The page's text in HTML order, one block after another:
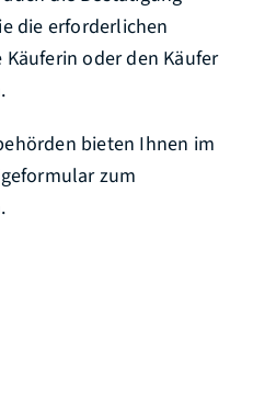
die erforderlichen
oder den Käufer
bieten Ihnen im
zum